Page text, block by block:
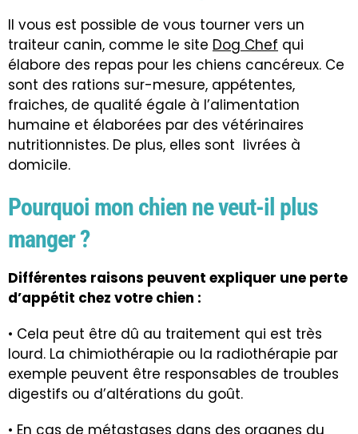
Il vous est possible de vous tourner vers un
traiteur canin, comme le site Dog Chef qui
élabore des repas pour les chiens cancéreux. Ce
sont des rations sur-mesure, appétentes,
fraiches, de qualité égale à l’alimentation
humaine et élaborées par des vétérinaires
nutritionnistes. De plus, elles sont livrées à
domicile.
Pourquoi mon chien ne veut-il plus
manger ?
Différentes raisons peuvent expliquer une perte
d’appétit chez votre chien :
• Cela peut être dû au traitement qui est très
lourd. La chimiothérapie ou la radiothérapie par
exemple peuvent être responsables de troubles
digestifs ou d’altérations du goût.
• En cas de métastases dans des organes du